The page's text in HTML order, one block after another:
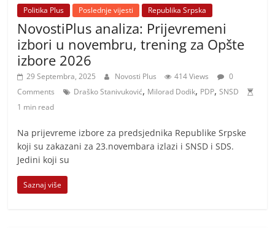
Politika Plus Poslednje vijesti Republika Srpska
NovostiPlus analiza: Prijevremeni
izbori u novembru, trening za Opšte
izbore 2026
29 Septembra, 2025 Novosti Plus 414 Views
0
Comments
Draško Stanivuković, Milorad Dodik, PDP,SNSD
1 min read
Na prijevreme izbore za predsjednika Republike Srpske
koji su zakazani za 23.novembara izlazi i SNSD i SDS.
Jedini koji su
Saznaj više